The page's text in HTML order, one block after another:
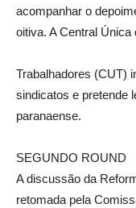
acompanhar o
oitiva. A Central Única
Trabalhadores (CUT)
sindicatos e pretende
paranaense.
SEGUNDO ROUND
A discussão da
retomada pela